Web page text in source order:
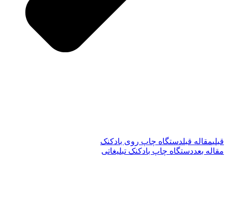
قبلیمقاله قبلدستگاه چاپ روی بادکنک
مقاله بعددستگاه چاپ بادکنک تبلیغاتی